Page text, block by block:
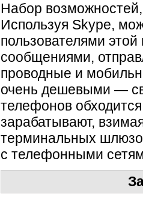
Набор возможностей,
Используя Skype,
пользователями
сообщениями,
проводные и
очень дешевыми —
телефонов
зарабатывают,
терминальных
с телефонными